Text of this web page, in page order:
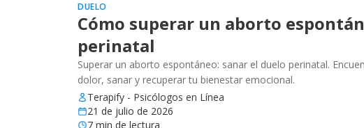
DUELO
Cómo superar un aborto
perinatal
Superar un aborto espontáneo: sanar el duelo perinatal.
dolor, sanar y recuperar tu bienestar emocional.
Terapify - Psicólogos en Línea
21 de julio de 2026
7 min de lectura